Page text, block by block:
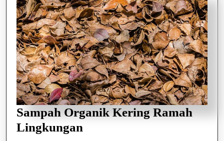
Sampah Organik Kering Ramah
Lingkungan